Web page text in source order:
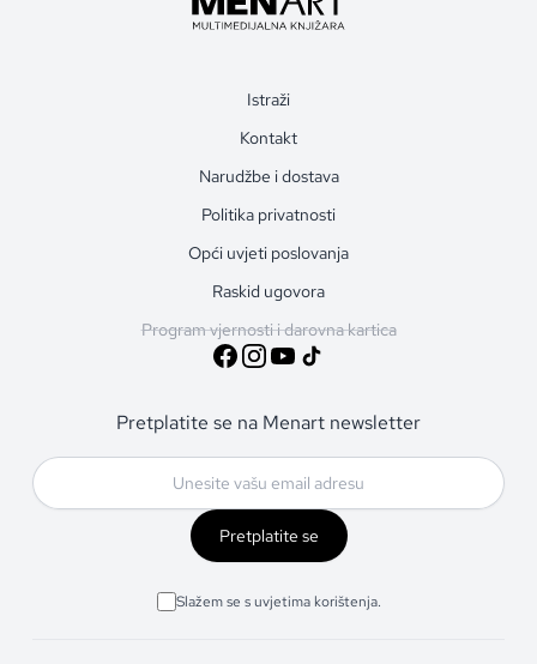
Istraži
Kontakt
Narudžbe i dostava
Politika privatnosti
Opći uvjeti poslovanja
Raskid ugovora
Program vjernosti i darovna kartica
Pretplatite se na Menart newsletter
Pretplatite se
Slažem se s uvjetima korištenja.